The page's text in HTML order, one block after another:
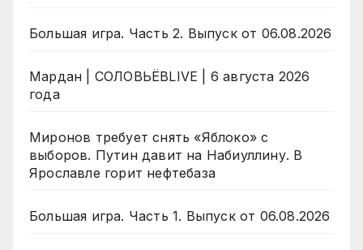
Большая игра. Часть 2. Выпуск от 06.08.2026
Мардан | СОЛОВЬЁВLIVE | 6 августа 2026
года
Миронов требует снять «Яблоко» с
выборов. Путин давит на Набиуллину. В
Ярославле горит нефтебаза
Большая игра. Часть 1. Выпуск от 06.08.2026